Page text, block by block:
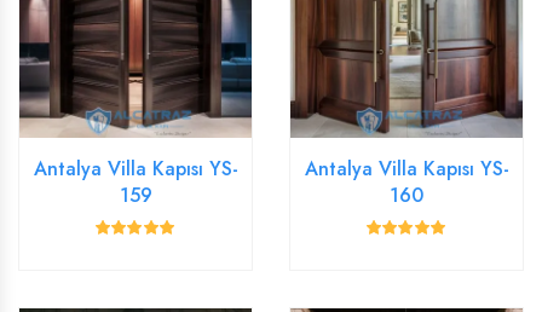
Antalya Villa Kapısı YS-
159
Antalya Villa Kapısı YS-
160